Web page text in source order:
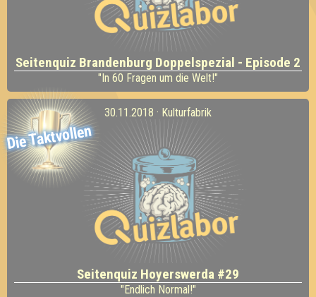
Seitenquiz Brandenburg Doppelspezial - Episode 2
"In 60 Fragen um die Welt!"
Die Taktvollen
30.11.2018 · Kulturfabrik
Seitenquiz Hoyerswerda #29
"Endlich Normal!"